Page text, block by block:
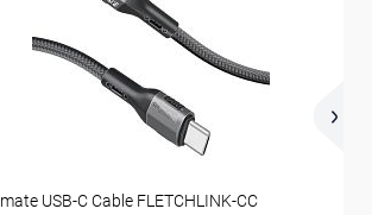
USB-C Cable FLETCHLINK-CC